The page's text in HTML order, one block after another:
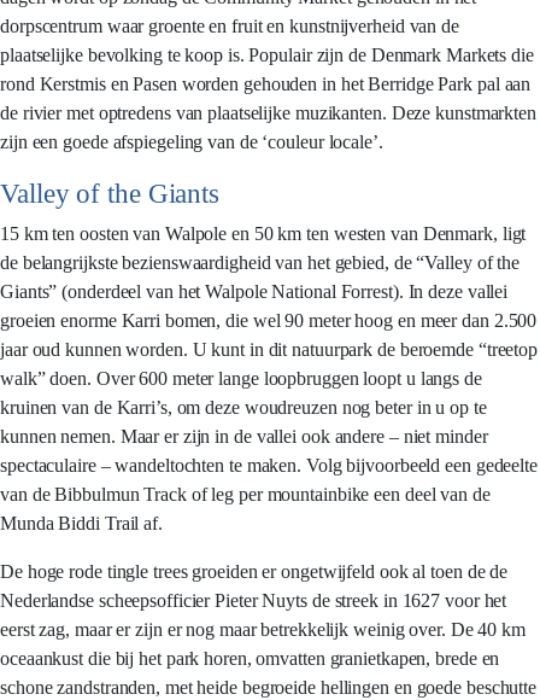
dorpscentrum waar groente en fruit en kunstnijverheid van de
plaatselijke bevolking te koop is. Populair zijn de Denmark Markets die
rond Kerstmis en Pasen worden gehouden in het Berridge Park pal aan
de rivier met optredens van plaatselijke muzikanten. Deze kunstmarkten
zijn een goede afspiegeling van de ‘couleur locale’.
Valley of the Giants
15 km ten oosten van Walpole en 50 km ten westen van Denmark, ligt
de belangrijkste bezienswaardigheid van het gebied, de “Valley of the
Giants” (onderdeel van het Walpole National Forrest). In deze vallei
groeien enorme Karri bomen, die wel 90 meter hoog en meer dan 2.500
jaar oud kunnen worden. U kunt in dit natuurpark de beroemde “treetop
walk” doen. Over 600 meter lange loopbruggen loopt u langs de
kruinen van de Karri’s, om deze woudreuzen nog beter in u op te
kunnen nemen. Maar er zijn in de vallei ook andere – niet minder
spectaculaire – wandeltochten te maken. Volg bijvoorbeeld een gedeelte
van de Bibbulmun Track of leg per mountainbike een deel van de
Munda Biddi Trail af.
De hoge rode tingle trees groeiden er ongetwijfeld ook al toen de de
Nederlandse scheepsofficier Pieter Nuyts de streek in 1627 voor het
eerst zag, maar er zijn er nog maar betrekkelijk weinig over. De 40 km
oceaankust die bij het park horen, omvatten granietkapen, brede en
schone zandstranden, met heide begroeide hellingen en goede beschutte